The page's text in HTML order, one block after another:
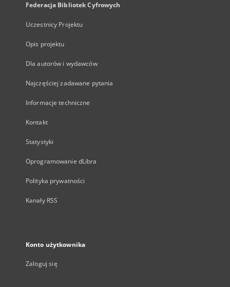
Federacja Bibliotek Cyfrowych
Uczestnicy Projektu
Opis projektu
Dla autorów i wydawców
Najczęściej zadawane pytania
Informacje techniczne
Kontakt
Statystyki
Oprogramowanie dLibra
Polityka prywatności
Kanały RSS
Konto użytkownika
Zaloguj się